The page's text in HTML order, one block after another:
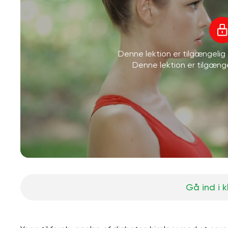
Denne lektion er tilgængelig
Denne lektion er
Gå ind i